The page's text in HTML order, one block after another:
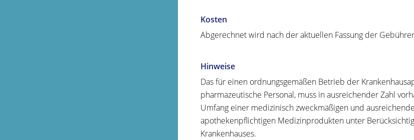
Kosten
Abgerechnet wird nach der aktuellen Fassung der
Hinweise
Das für einen ordnungsgemäßen Betrieb der
pharmazeutische Personal, muss in ausreichender Zahl
Umfang einer medizinisch zweckmäßigen und
apothekenpflichtigen Medizinprodukten unter
Krankenhauses.